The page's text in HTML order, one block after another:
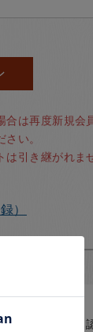
合は再度新規会
い。
引き継がれま
）
株式会社より